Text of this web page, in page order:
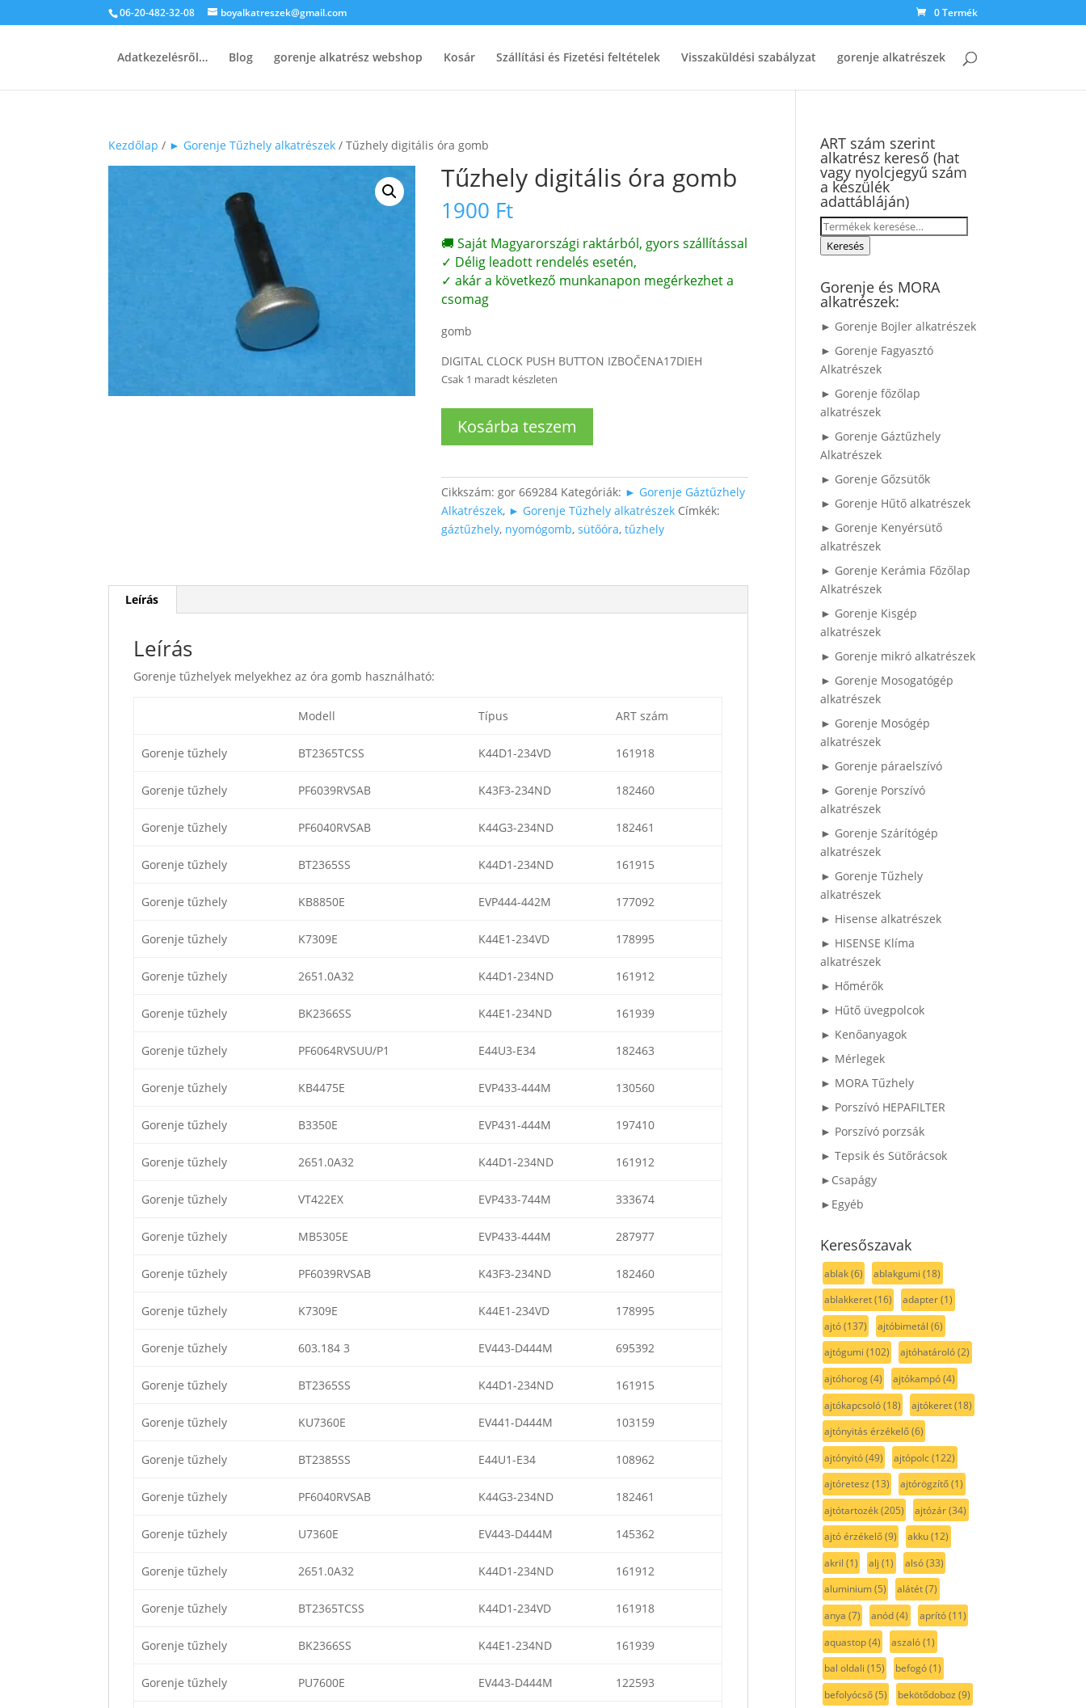
06-20-482-32-08 boyalkatreszek@gmail.com 0 Termék
Adatkezelésről… Blog gorenje alkatrész webshop Kosár Szállítási és Fizetési feltételek Visszaküldési szabályzat gorenje alkatrészek
Kezdőlap / ► Gorenje Tűzhely alkatrészek / Tűzhely digitális óra gomb
Tűzhely digitális óra gomb
1900 Ft
🚚 Saját Magyarországi raktárból, gyors szállítással
✓ Délig leadott rendelés esetén,
✓ akár a következő munkanapon megérkezhet a
csomag
gomb
DIGITAL CLOCK PUSH BUTTON IZBOČENA17DIEH
Csak 1 maradt készleten
digitális
mennyiség
Kosárba teszem
Cikkszám:gor 669284 Kategóriák: ► Gorenje Gáztűzhely
Alkatrészek, ► Gorenje Tűzhely alkatrészek Címkék:
gáztűzhely, nyomógomb,sütőóra,tűzhely
Leírás
Leírás
Gorenje tűzhelyek melyekhez az óra gomb használható:
Modell Típus ART szám
Gorenje tűzhely BT2365TCSS K44D1-234VD 161918
Gorenje tűzhely PF6039RVSAB K43F3-234ND 182460
Gorenje tűzhely PF6040RVSAB K44G3-234ND 182461
Gorenje tűzhely BT2365SS K44D1-234ND 161915
Gorenje tűzhely KB8850E EVP444-442M 177092
Gorenje tűzhely K7309E K44E1-234VD 178995
Gorenje tűzhely 2651.0A32 K44D1-234ND 161912
Gorenje tűzhely BK2366SS K44E1-234ND 161939
Gorenje tűzhely PF6064RVSUU/P1 E44U3-E34 182463
Gorenje tűzhely KB4475E EVP433-444M 130560
Gorenje tűzhely B3350E EVP431-444M 197410
Gorenje tűzhely 2651.0A32 K44D1-234ND 161912
Gorenje tűzhely VT422EX EVP433-744M 333674
Gorenje tűzhely MB5305E EVP433-444M 287977
Gorenje tűzhely PF6039RVSAB K43F3-234ND 182460
Gorenje tűzhely K7309E K44E1-234VD 178995
Gorenje tűzhely 603.184 3 EV443-D444M 695392
Gorenje tűzhely BT2365SS K44D1-234ND 161915
Gorenje tűzhely KU7360E EV441-D444M 103159
Gorenje tűzhely BT2385SS E44U1-E34 108962
Gorenje tűzhely PF6040RVSAB K44G3-234ND 182461
Gorenje tűzhely U7360E EV443-D444M 145362
Gorenje tűzhely 2651.0A32 K44D1-234ND 161912
Gorenje tűzhely BT2365TCSS K44D1-234VD 161918
Gorenje tűzhely BK2366SS K44E1-234ND 161939
Gorenje tűzhely PU7600E EV443-D444M 122593
ART szám szerint
alkatrész kereső (hat
vagy nyolcjegyű szám
a készülék
adattábláján)
Keresés
a Keresés
Gorenje és MORA
alkatrészek:
► Gorenje Bojler alkatrészek
► Gorenje Fagyasztó
Alkatrészek
► Gorenje főzőlap
alkatrészek
► Gorenje Gáztűzhely
Alkatrészek
► Gorenje Gőzsütők
► Gorenje Hűtő alkatrészek
► Gorenje Kenyérsütő
alkatrészek
► Gorenje Kerámia Főzőlap
Alkatrészek
► Gorenje Kisgép
alkatrészek
► Gorenje mikró alkatrészek
► Gorenje Mosogatógép
alkatrészek
► Gorenje Mosógép
alkatrészek
► Gorenje páraelszívó
► Gorenje Porszívó
alkatrészek
► Gorenje Szárítógép
alkatrészek
► Gorenje Tűzhely
alkatrészek
► Hisense alkatrészek
► HISENSE Klíma
alkatrészek
► Hőmérők
► Hűtő üvegpolcok
► Kenőanyagok
► Mérlegek
► MORA Tűzhely
► Porszívó HEPAFILTER
► Porszívó porzsák
► Tepsik és Sütőrácsok
►Csapágy
►Egyéb
Keresőszavak
ablak(6) ablakgumi (18)
ablakkeret(16) adapter(1)
ajtó(137) ajtóbimetál (6)
ajtógumi (102) ajtóhatároló(2)
ajtóhorog(4) ajtókampó(4)
ajtókapcsoló(18) ajtókeret(18)
ajtónyitás érzékelő(6)
ajtónyitó(49) ajtópolc(122)
ajtóretesz (13) ajtórögzítő(1)
ajtótartozék(205) ajtózár(34)
ajtó érzékelő(9) akku(12)
akril (1) alj (1) alsó(33)
aluminium(5) alátét(7)
anya (7) anód(4) aprító(11)
aquastop(4) aszaló(1)
bal oldali (15) befogó(1)
befolyócső(5) bekötődoboz (9)